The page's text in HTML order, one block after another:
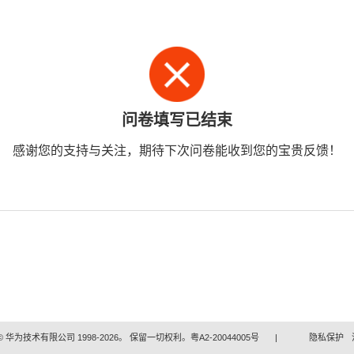
问卷填写已结束
感谢您的支持与关注，期待下次问卷能收到您的宝贵反馈！
华为技术有限公司 1998-2026。 保留一切权利。粤A2-20044005号 | 隐私保护